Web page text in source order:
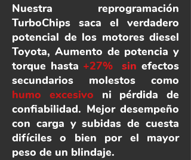
Nuestra reprogramación
TurboChips saca el verdadero
potencial de los motores diesel
Toyota, Aumento de potencia y
torque hasta +27% sin efectos
secundarios molestos como
humo excesivo ni pérdida de
confiabilidad. Mejor desempeño
con carga y subidas de cuesta
difíciles o bien por el mayor
peso de un blindaje.